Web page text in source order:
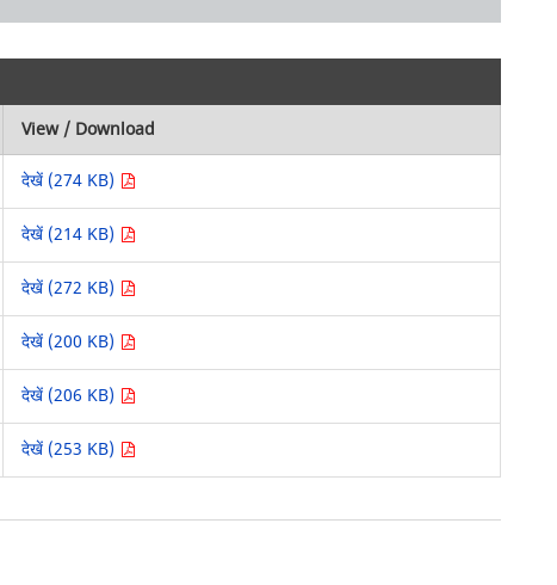
View / Download
देखें (274 KB)
देखें (214 KB)
देखें (272 KB)
देखें (200 KB)
देखें (206 KB)
देखें (253 KB)